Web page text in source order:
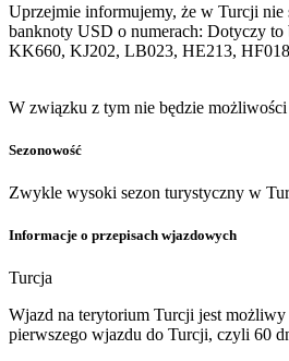
Uprzejmie informujemy, że w Turcji nie
banknoty USD o numerach: Dotyczy
KK660, KJ202, LB023, HE213,
W związku z tym nie będzie
Sezonowość
Zwykle wysoki sezon turystyczny w
Informacje o przepisach wjazdowych
Turcja
Wjazd na terytorium Turcji jest
pierwszego wjazdu do Turcji, czyli 60